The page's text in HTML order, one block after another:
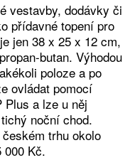
vestavby, dodávky či
přídavné topení pro
jen 38 x 25 x 12 cm,
butan. Výhodou
poloze a po
ovládat pomocí
Plus a lze u něj
noční chod.
trhu okolo
000 Kč.